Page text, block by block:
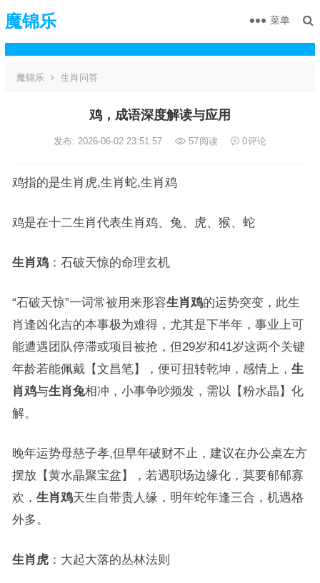
魔锦乐 菜单
魔锦乐 生肖问答
鸡，成语深度解读与应用
发布: 2026-06-02 23:51:57 57阅读 0评论
鸡指的是生肖虎,生肖蛇,生肖鸡
鸡是在十二生肖代表生肖鸡、兔、虎、猴、蛇
生肖鸡：石破天惊的命理玄机
“石破天惊”一词常被用来形容生肖鸡的运势突变，此生
肖逢凶化吉的本事极为难得，尤其是下半年，事业上可
能遭遇团队停滞或项目被抢，但29岁和41岁这两个关键
年龄若能佩戴【文昌笔】，便可扭转乾坤，感情上， 生
肖鸡与生肖兔相冲，小事争吵频发，需以【粉水晶】化
解。
晚年运势母慈子孝,但早年破财不止，建议在办公桌左方
摆放【黄水晶聚宝盆】，若遇职场边缘化，莫要郁郁寡
欢， 生肖鸡天生自带贵人缘，明年蛇年逢三合，机遇格
外多。
生肖虎：大起大落的丛林法则